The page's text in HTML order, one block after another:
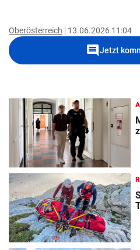
Oberösterreich 13.06.2026 11:04
commentJetzt